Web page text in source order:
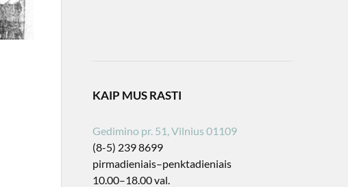
KAIP MUS RASTI
Gedimino pr. 51, Vilnius 01109
(8-5) 239 8699
pirmadieniais–penktadieniais
10.00–18.00 val.